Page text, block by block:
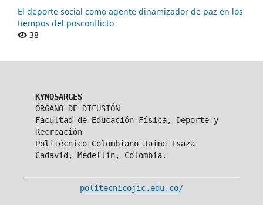
El deporte social como agente dinamizador de paz en los
tiempos del posconflicto
38
KYNOSARGES
ÓRGANO DE DIFUSIÓN
Facultad de Educación Física, Deporte y
Recreación
Politécnico Colombiano Jaime Isaza
Cadavid, Medellín, Colombia.
politecnicojic.edu.co/